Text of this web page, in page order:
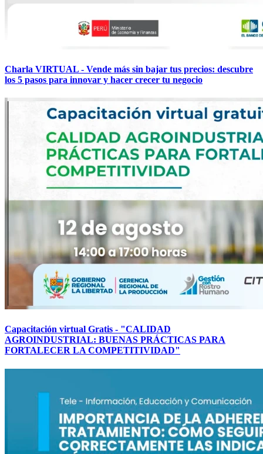
Charla VIRTUAL - Vende más sin bajar tus precios: descubre
los 5 pasos para innovar y hacer crecer tu negocio
Capacitación virtual Gratis - "CALIDAD
AGROINDUSTRIAL: BUENAS PRÁCTICAS PARA
FORTALECER LA COMPETITIVIDAD"